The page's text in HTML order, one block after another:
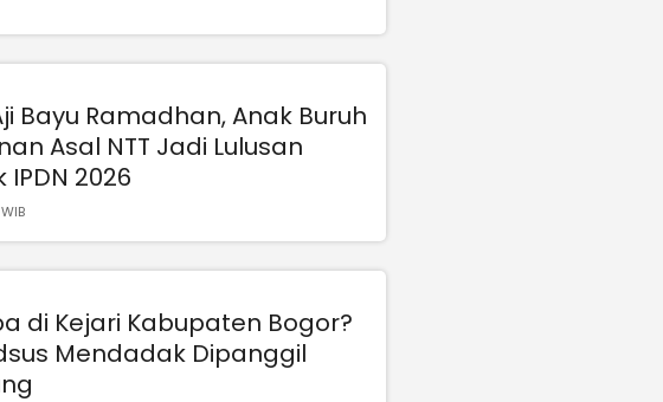
Bayu Ramadhan, Anak Buruh
Asal NTT Jadi Lulusan
IPDN 2026
di Kejari Kabupaten Bogor?
Mendadak Dipanggil